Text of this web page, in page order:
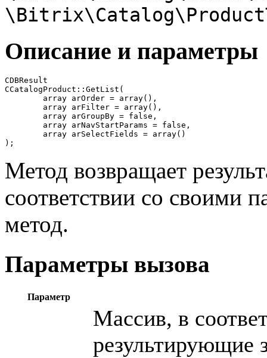
Описание и параметры
CDBResult
CCatalogProduct::GetList(
);
Метод возвращает
соответствии со своими
метод.
Параметры вызова
Параметр
Массив, в
результирующие